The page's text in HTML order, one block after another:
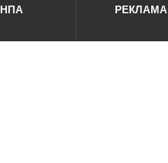
НПА РЕКЛАМА